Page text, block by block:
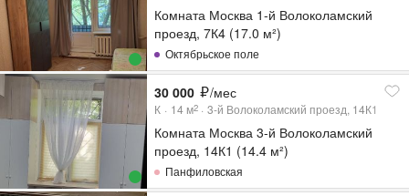
Комната Москва 1-й Волоколамский
проезд, 7К4 (17.0 м²)
Октябрьское поле
30 000 /мес
К 14 м2 3-й Волоколамский проезд, 14К1
Комната Москва 3-й Волоколамский
проезд, 14К1 (14.4 м²)
Панфиловская